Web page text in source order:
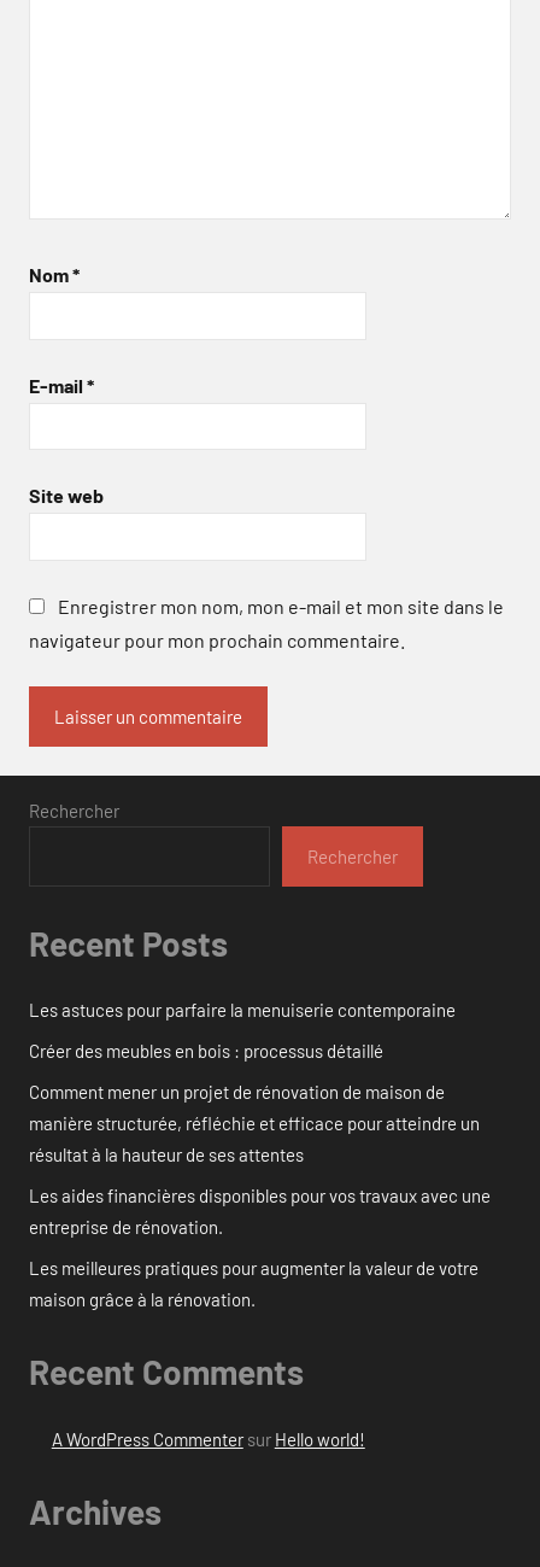
Nom*
E-mail *
Site web
Enregistrer mon nom, mon e-mail et mon site dans le
navigateur pour mon prochain commentaire.
Rechercher
Rechercher
Recent Posts
Les astuces pour parfaire la menuiserie contemporaine
Créer des meubles en bois : processus détaillé
Comment mener un projet de rénovation de maison de
manière structurée, réfléchie et efficace pour atteindre un
résultat à la hauteur de ses attentes
Les aides financières disponibles pour vos travaux avec une
entreprise de rénovation.
Les meilleures pratiques pour augmenter la valeur de votre
maison grâce à la rénovation.
Recent Comments
A WordPress Commentersur Hello world!
Archives